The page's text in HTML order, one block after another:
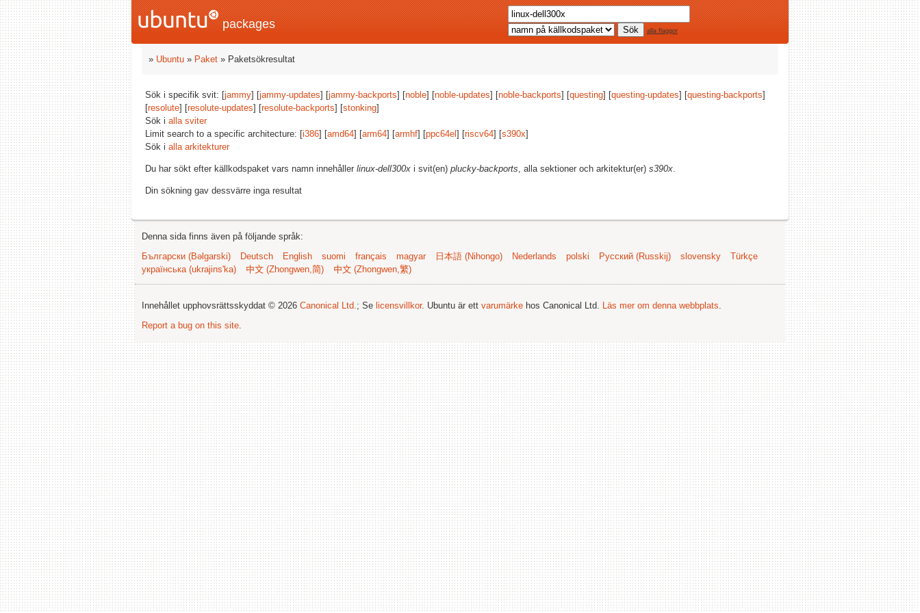
packages alla flaggor
» Ubuntu » Paket » Paketsökresultat
Sök i specifik svit: [jammy] [jammy-updates] [jammy-backports] [noble] [noble-updates] [noble-backports] [questing] [questing-updates] [questing-backports]
[resolute] [resolute-updates] [resolute-backports] [stonking]
Sök i alla sviter
Limit search to a specific architecture: [i386] [amd64] [arm64] [armhf] [ppc64el ] [riscv64] [s390x]
Sök i alla arkitekturer
Du har sökt efter källkodspaket vars namn innehåller linux-dell300x i svit(en) plucky-backports, alla sektioner och arkitektur(er) s390x.
Din sökning gav dessvärre inga resultat
Denna sida finns även på följande språk:
Български (Bəlgarski)
Deutsch English suomi français magyar 日本語 (Nihongo) Nederlands polski Русский (Russkij) slovensky
Türkçe
українська (ukrajins'ka)
中文 (Zhongwen,简) 中文 (Zhongwen,繁)
Innehållet upphovsrättsskyddat © 2026 Canonical Ltd.; Se licensvillkor. Ubuntu är ett varumärke hos Canonical Ltd. Läs mer om denna webbplats.
Report a bug on this site.